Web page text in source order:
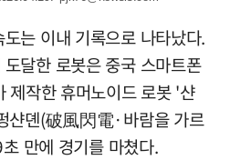
는 이내 기록으로 나타났다.
달한 로봇은 중국 스마트폰
작한 휴머노이드 로봇 '샨
샨뎬(破風閃電·바람을 가르
만에 경기를 마쳤다.